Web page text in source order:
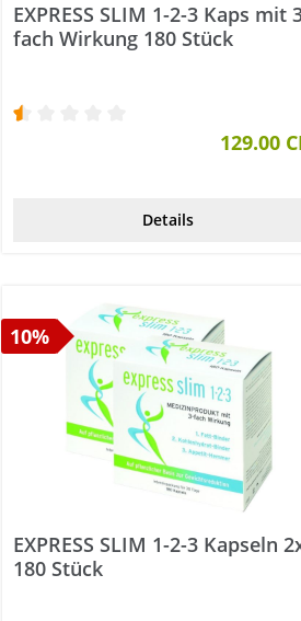
EXPRESS SLIM 1-2-3 Kaps mit
fach Wirkung 180 Stück
Durchschnittliche Bewertung
129.00
Details
10%
EXPRESS SLIM 1-2-3 Kapseln
180 Stück